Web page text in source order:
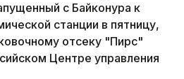
с Байконура к
станции в пятницу,
отсеку "Пирс"
Центре управления